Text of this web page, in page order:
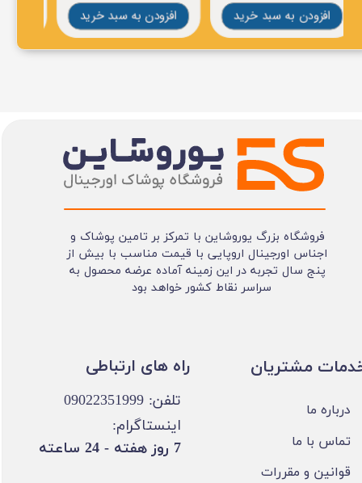
افزودن به سبد خرید افزودن به سبد خرید
فروشگاه بزرگ یوروشاین با تمرکز بر تامین پوشاک و
اجناس اورجینال اروپایی با قیمت مناسب با بیش از
پنج سال تجربه در این زمینه آماده عرضه محصول به
سراسر نقاط کشور خواهد بود
مشتریان
درباره ما
تماس با ما
قوانین و مقررات
تلفن: 09022351999
اینستاگرام:
​7 روز هفته - 24 ساعته ​​​​​​​
​​راه های ارتباطی